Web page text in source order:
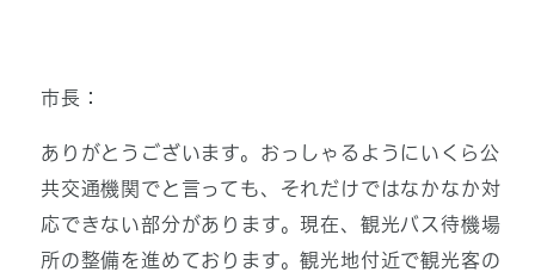
市長：
ありがとうございます。おっしゃるようにいくら公
共交通機関でと言っても、それだけではなかなか対
応できない部分があります。現在、観光バス待機場
所の整備を進めております。観光地付近で観光客の